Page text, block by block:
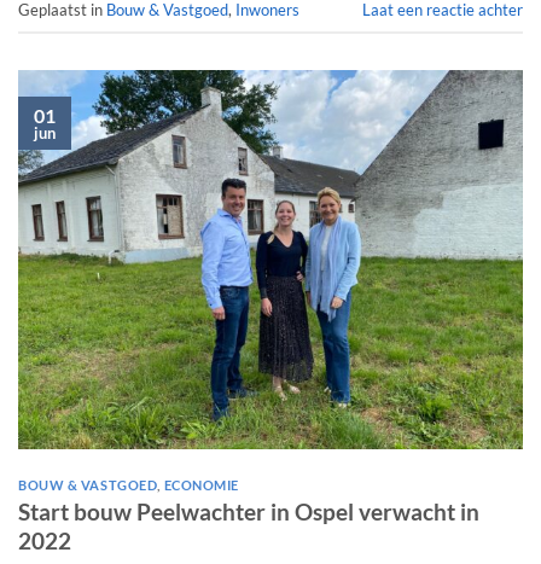
Geplaatst in Bouw & Vastgoed, Inwoners Laat een reactie achter
01
jun
BOUW & VASTGOED ECONOMIE
Start bouw Peelwachter in Ospel verwacht in
2022